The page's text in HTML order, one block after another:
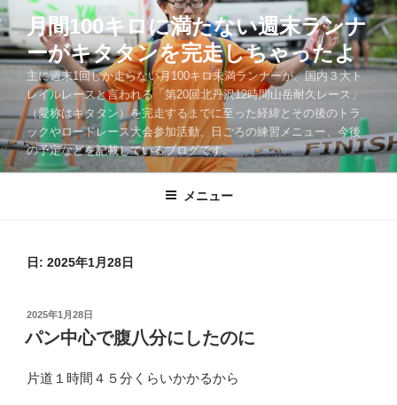
コ
ン
テ
へ
ス
キ
月間100キロに満たない週末ランナ
ーがキタタンを完走しちゃったよ
主に週末1回しか走らない月100キロ未満ランナーが、国内３大ト
レイルレースと言われる「第20回北丹沢12時間山岳耐久レース」
（愛称はキタタン）を完走するまでに至った経緯とその後のトラ
ックやロードレース大会参加活動、日ごろの練習メニュー、今後
の予定などを記載しているブログです。
メニュー
日: 2025年1月28日
投
日:
2025年1月28日
パン中心で腹八分にしたのに
片道１時間４５分くらいかかるから